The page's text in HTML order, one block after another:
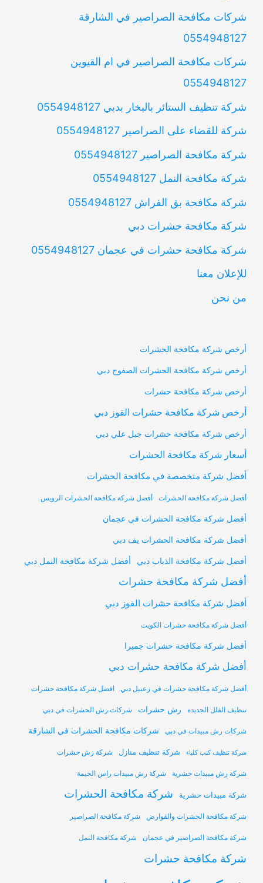
شركات مكافحة الصراصير في الشارقة
0554948127
شركات مكافحة الصراصير في ام القيوين
0554948127
شركة تنظيف الستائر بالبخار بدبي 0554948127
شركة للقضاء على الصراصير 0554948127
شركة مكافحة الصراصير 0554948127
شركة مكافحة النمل 0554948127
شركة مكافحة بق الفراش 0554948127
شركة مكافحة حشرات دبي
شركة مكافحة حشرات في عجمان 0554948127
للإعلان معنا
من نحن
أرخص شركة مكافحة الحشرات
أرخص شركة مكافحة الحشرات الصفوح دبي
أرخص شركة مكافحة حشرات
أرخص شركة مكافحة حشرات القوز دبي
أرخص شركة مكافحة حشرات جبل علي دبي
أسعار شركة مكافحة الحشرات
أفضل شركة متخصصة في مكافحة الحشرات
أفضل شركة مكافحة الحشرات أفضل شركة مكافحة الحشرات الرويس
أفضل شركة مكافحة الحشرات في عجمان
أفضل شركة مكافحة الحشرات يف دبي
أفضل شركة مكافحة الذباب دبي أفضل شركة مكافحة النمل دبي
أفضل شركة مكافحة حشرات
أفضل شركة مكافحة حشرات القوز دبي
أفضل شركة مكافحة حشرات الكويت
أفضل شركة مكافحة حشرات جميرا
أفضل شركة مكافحة حشرات دبي
أفضل شركة مكافحة حشرات في زعبيل دبي افضل شركة مكافحة حشرات
تنظيف الفلل الجديدة رش حشرات شركات رش الحشرات في دبي
شركات رش مبيدات في دبي شركات مكافحة الحشرات في الشارقة
شركة تنظيف كنب كلباء شركة تنظيف منازل شركة رش حشرات
شركة رش مبيدات حشرية شركة رش مبيدات راس الخيمة
شركة مبيدات حشرية شركة مكافحة الحشرات
شركة مكافحة الحشرات والقوارض شركة مكافحة الصراصير
شركة مكافحة الصراصير في عجمان شركة مكافحة النمل
شركة مكافحة حشرات